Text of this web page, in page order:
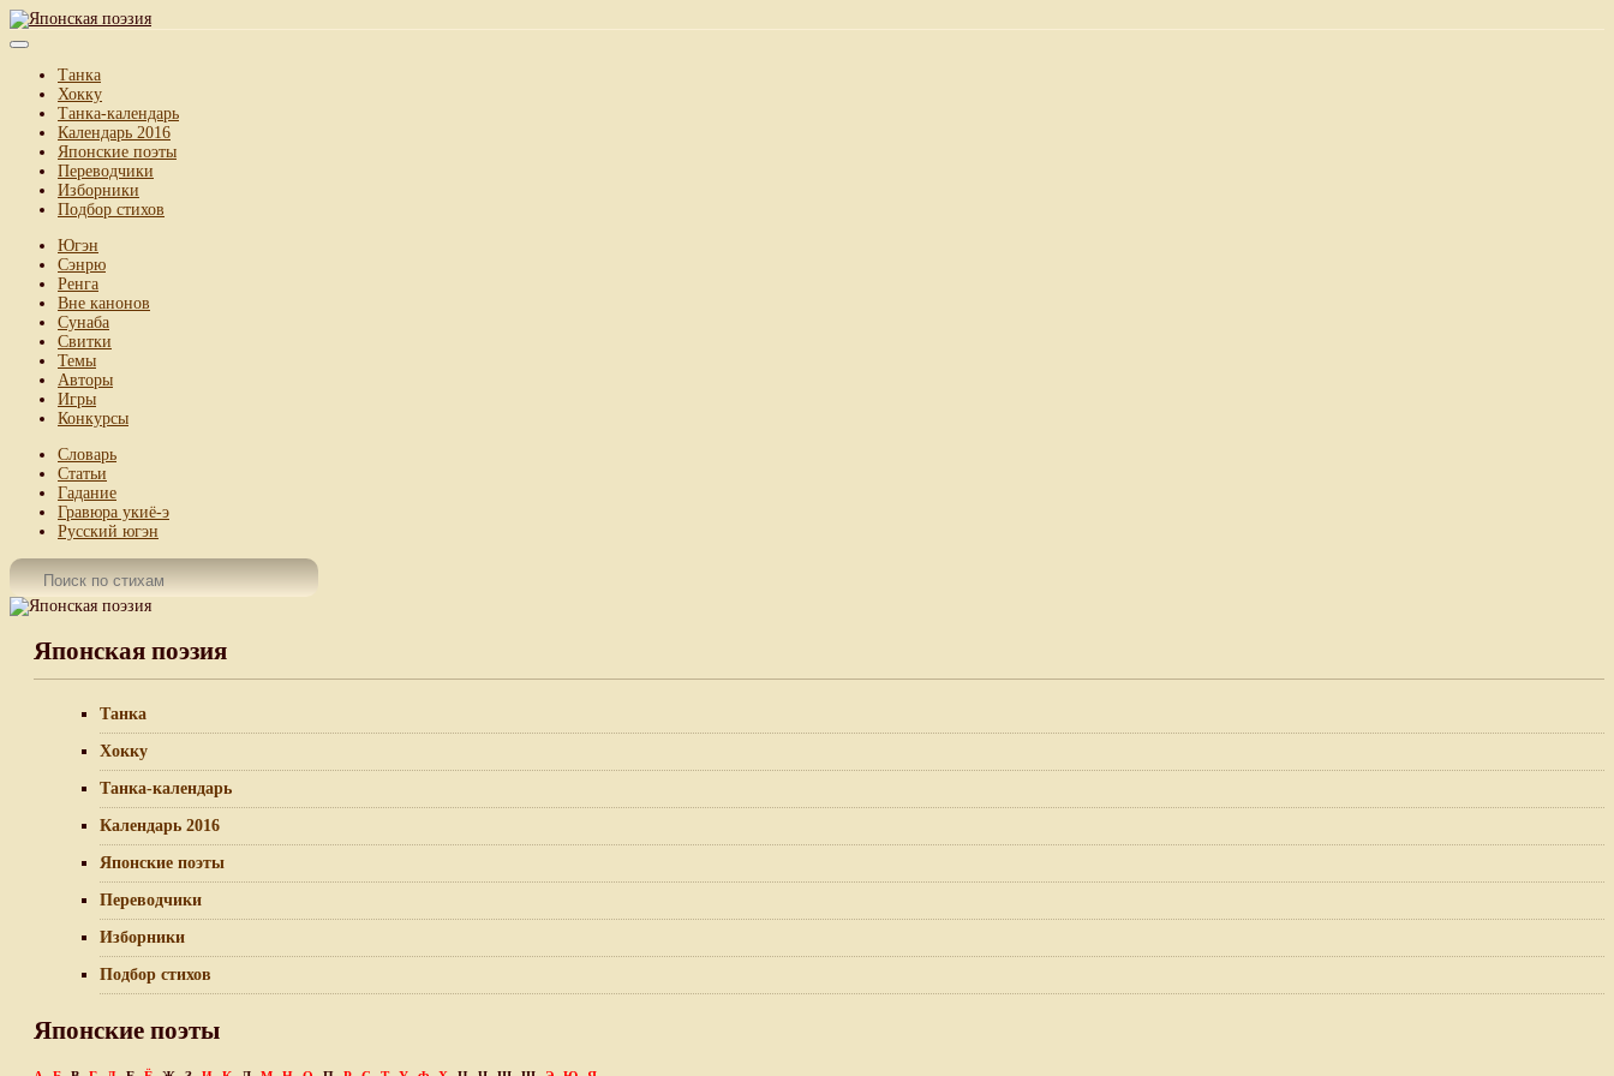
Танка
Хокку
Танка-календарь
Календарь 2016
Японские поэты
Переводчики
Изборники
Подбор стихов
Югэн
Сэнрю
Ренга
Вне канонов
Сунаба
Свитки
Темы
Авторы
Игры
Конкурсы
Словарь
Статьи
Гадание
Гравюра укиё-э
Русский югэн
Японская поэзия
Танка
Хокку
Танка-календарь
Календарь 2016
Японские поэты
Переводчики
Изборники
Подбор стихов
Японские поэты